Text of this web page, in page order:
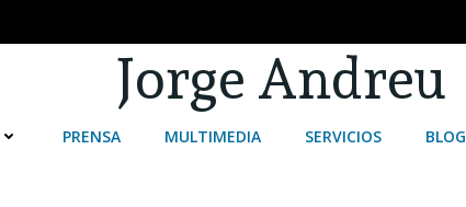
Jorge Andreu
PRENSA MULTIMEDIA SERVICIOS BLOG